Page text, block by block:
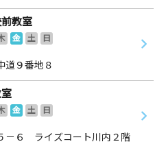
教室
金 土
日
道９番地８
金 土
日
－６ ライズコート川内２階